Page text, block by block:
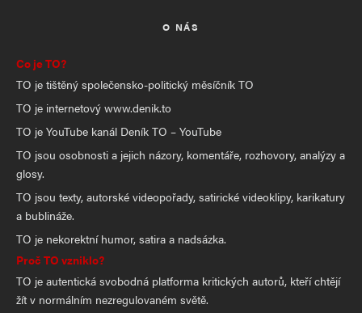
O NÁS
Co je TO?
TO je tištěný společensko-politický měsíčník TO
TO je internetový www.denik.to
TO je YouTube kanál Deník TO – YouTube
TO jsou osobnosti a jejich názory, komentáře, rozhovory, analýzy a
glosy.
TO jsou texty, autorské videopořady, satirické videoklipy, karikatury
a bublináže.
TO je nekorektní humor, satira a nadsázka.
Proč TO vzniklo?
TO je autentická svobodná platforma kritických autorů, kteří chtějí
žít v normálním nezregulovaném světě.